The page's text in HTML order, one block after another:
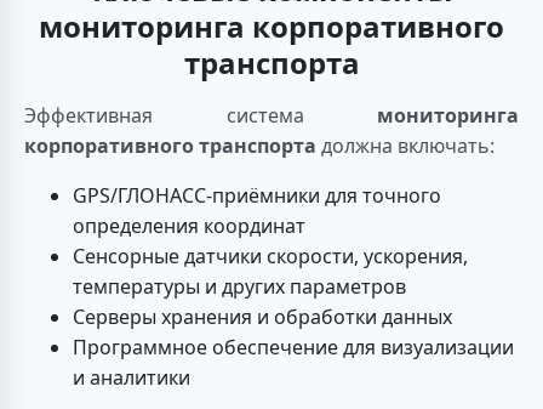
мониторинга корпоративного
транспорта
Эффективная система мониторинга
корпоративного транспорта должна включать:
GPS/ГЛОНАСС-приёмники для точного
определения координат
Сенсорные датчики скорости, ускорения,
температуры и других параметров
Серверы хранения и обработки данных
Программное обеспечение для визуализации
и аналитики